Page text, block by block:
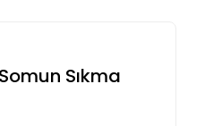
Sıkma